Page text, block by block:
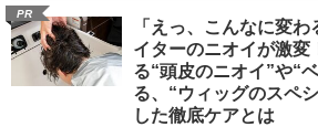
PR
「えっ、こんなに変
イターのニオイが激
る“頭皮のニオイ”や“
る、“ウィッグのスペ
した徹底ケアとは